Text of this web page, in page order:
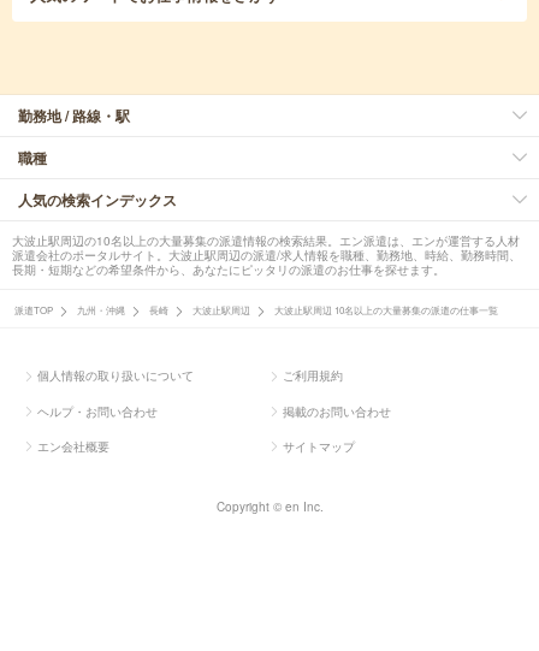
勤務地 / 路線・駅
職種
人気の検索インデックス
大波止駅周辺の10名以上の大量募集の派遣情報の検索結果。エン派遣は、エンが運営する人材
派遣会社のポータルサイト。大波止駅周辺の派遣/求人情報を職種、勤務地、時給、勤務時間、
長期・短期などの希望条件から、あなたにピッタリの派遣のお仕事を探せます。
派遣TOP 九州・沖縄 長崎 大波止駅周辺 大波止駅周辺 10名以上の大量募集の派遣の仕事一覧
個人情報の取り扱いについて ご利用規約
ヘルプ・お問い合わせ 掲載のお問い合わせ
エン会社概要 サイトマップ
Copyright © en Inc.